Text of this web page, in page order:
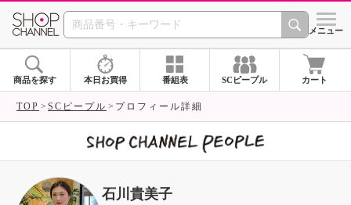
SHOP CHANNEL シメニュー
商品を探す 本日お買得 番組表 SCピープル カート
TOP SCピープル プロフィール詳細
石川貴美子